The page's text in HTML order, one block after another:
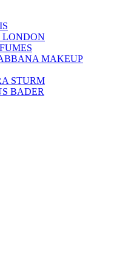
LONDON
MAKEUP
STURM
BADER